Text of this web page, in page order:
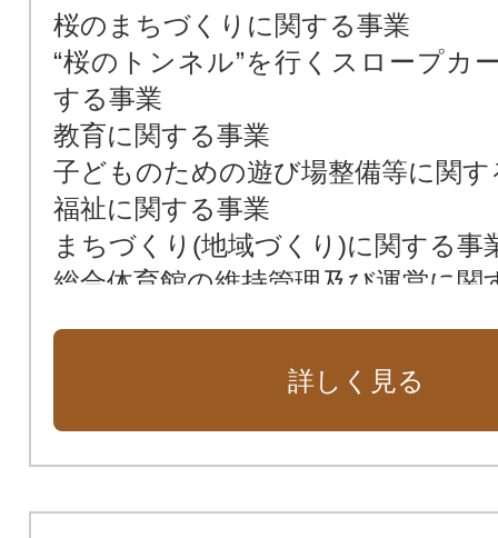
桜のまちづくりに関する事業
“桜のトンネル”を行くスロープカ
する事業
教育に関する事業
子どものための遊び場整備等に関す
福祉に関する事業
まちづくり(地域づくり)に関する事
総合体育館の維持管理及び運営に関
地域鉄道（阿武隈急行線）の支援に
自治体におまかせ
詳しく見る